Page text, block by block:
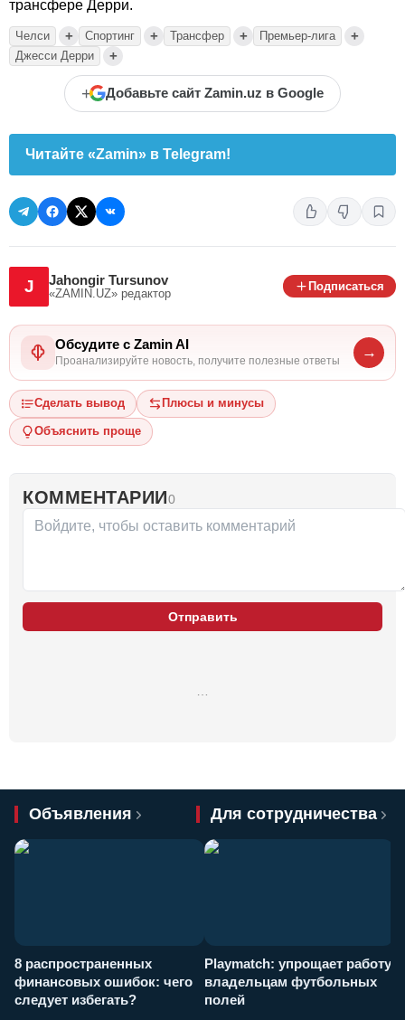
трансфере Дерри.
Челси + Спортинг + Трансфер + Премьер-лига +
Джесси Дерри +
+ Добавьте сайт Zamin.uz в Google
Читайте «Zamin» в Telegram!
J Jahongir Tursunov
«ZAMIN.UZ» редактор
Подписаться
Обсудите с Zamin AI
Проанализируйте новость, получите полезные ответы
→
Сделать вывод Плюсы и минусы
Объяснить проще
КОММЕНТАРИИ0
Отправить
Объявления Для сотрудничества
8 распространенных
финансовых ошибок: чего
следует избегать?
Playmatch: упрощает работу
владельцам футбольных
полей